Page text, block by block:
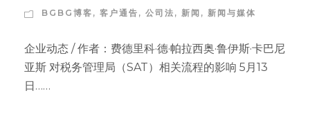
BGBG博客 , 客户通告 , 公司法 , 新闻 , 新闻与媒体
企业动态 / 作者：费德里科·德·帕拉西奥·鲁伊斯·卡巴尼
亚斯 对税务管理局（SAT）相关流程的影响 5月13
日……